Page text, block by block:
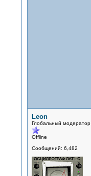
Leon
Глобальный модератор
Offline
Сообщений: 6,482